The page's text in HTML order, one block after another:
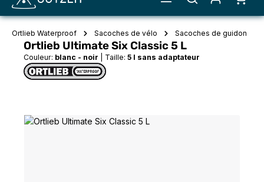
Ortlieb Waterproof Sacoches de vélo Sacoches de guidon
Ortlieb Ultimate Six Classic 5 L
Couleur: blanc - noir Taille: 5 l sans adaptateur
Ignorer la galerie d'images